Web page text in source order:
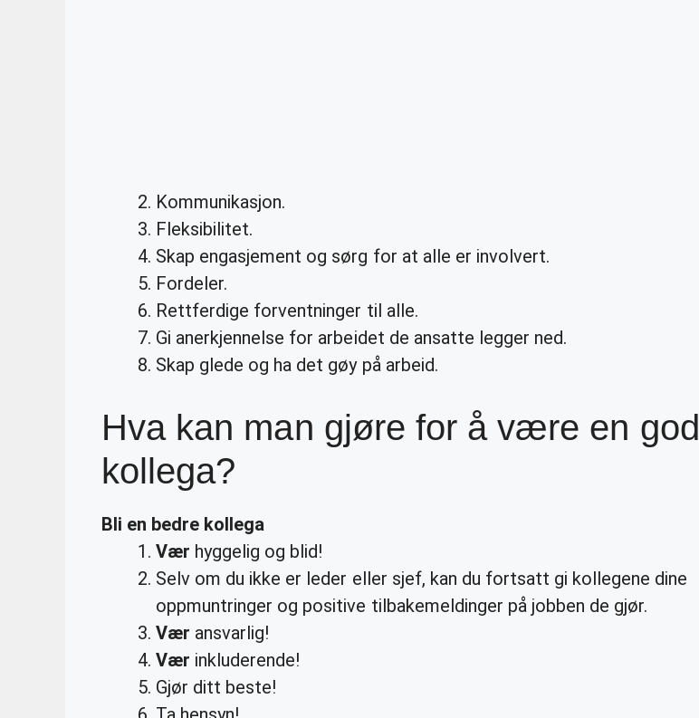
Kommunikasjon.
Fleksibilitet.
Skap engasjement og sørg for at alle er involvert.
Fordeler.
Rettferdige forventninger til alle.
Gi anerkjennelse for arbeidet de ansatte legger ned.
Skap glede og ha det gøy på arbeid.
Hva kan man gjøre for å være en god
kollega?
Bli en bedre kollega
Vær hyggelig og blid!
Selv om du ikke er leder eller sjef, kan du fortsatt gi kollegene dine
oppmuntringer og positive tilbakemeldinger på jobben de gjør.
Vær ansvarlig!
Vær inkluderende!
Gjør ditt beste!